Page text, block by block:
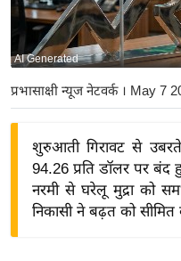
ष्ट्री
य
बि
ज़
ने
द्यो
AI Generated
प्रभासाक्षी न्यूज नेटवर्क। May 7
शुरुआती गिरावट से
94.26 प्रति डॉलर पर
नरमी से घरेलू मुद्रा को
निकासी ने बढ़त को सीमित